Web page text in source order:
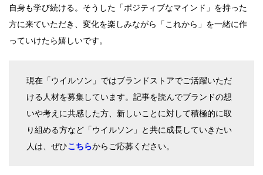
自身も学び続ける。そうした「ポジティブなマインド」を持った
方に来ていただき、変化を楽しみながら「これから」を一緒に作
っていけたら嬉しいです。
現在「ウイルソン」ではブランドストアでご活躍いただ
ける人材を募集しています。記事を読んでブランドの想
いや考えに共感した方、新しいことに対して積極的に取
り組める方など「ウイルソン」と共に成長していきたい
人は、ぜひこちらからご応募ください。